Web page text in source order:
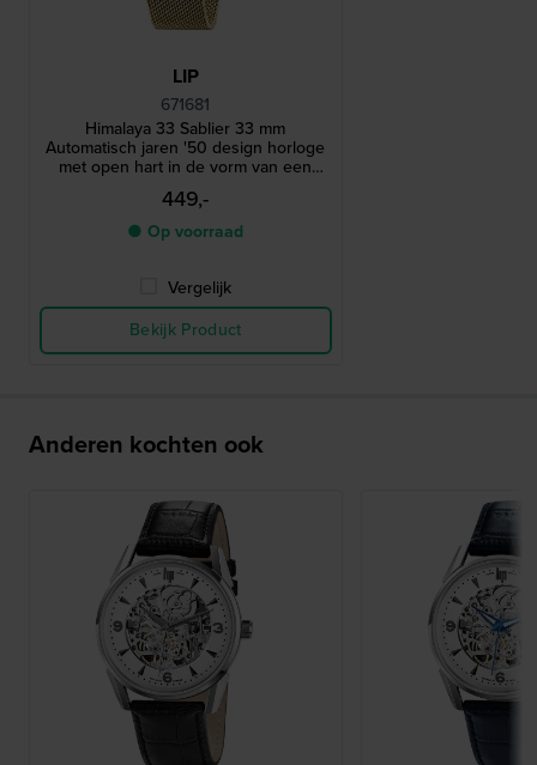
LIP
671681
Himalaya 33 Sablier 33 mm
Automatisch jaren '50 design horloge
met open hart in de vorm van een
zandloper
449,-
● Op voorraad
Vergelijk
Bekijk Product
Anderen kochten ook